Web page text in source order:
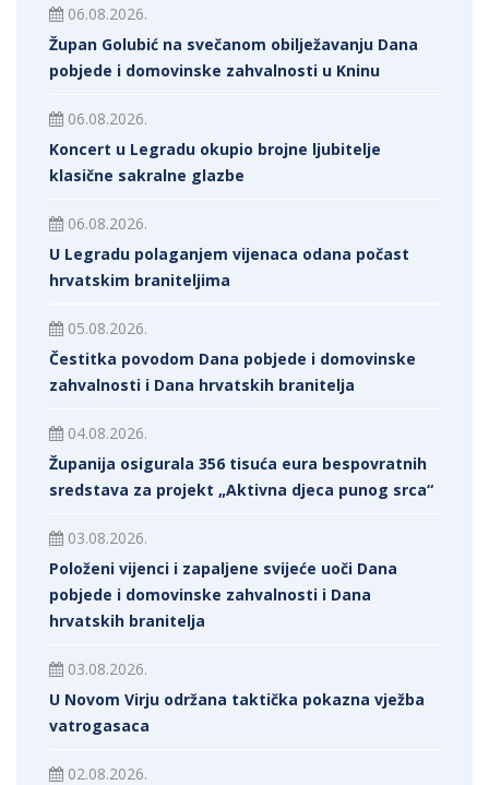
06.08.2026.
Župan Golubić na svečanom obilježavanju Dana
pobjede i domovinske zahvalnosti u Kninu
06.08.2026.
Koncert u Legradu okupio brojne ljubitelje
klasične sakralne glazbe
06.08.2026.
U Legradu polaganjem vijenaca odana počast
hrvatskim braniteljima
05.08.2026.
Čestitka povodom Dana pobjede i domovinske
zahvalnosti i Dana hrvatskih branitelja
04.08.2026.
Županija osigurala 356 tisuća eura bespovratnih
sredstava za projekt „Aktivna djeca punog srca“
03.08.2026.
Položeni vijenci i zapaljene svijeće uoči Dana
pobjede i domovinske zahvalnosti i Dana
hrvatskih branitelja
03.08.2026.
U Novom Virju održana taktička pokazna vježba
vatrogasaca
02.08.2026.